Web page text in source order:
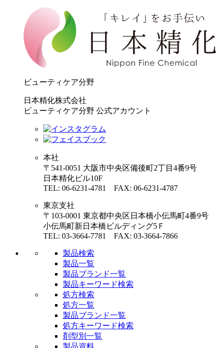
ビューティケア分野
日本精化株式会社
ビューティケア分野 公式アカウント
本社
〒541-0051 大阪市中央区備後町2丁目4番9号
日本精化ビル10F
TEL: 06-6231-4781 FAX: 06-6231-4787
東京支社
〒103-0001 東京都中央区日本橋小伝馬町4番9号
小伝馬町新日本橋ビルディング5Ｆ
TEL: 03-3664-7781 FAX: 03-3664-7866
製品検索
製品一覧
製品ブランド一覧
製品キーワード検索
処方検索
処方一覧
製品ブランド一覧
処方キーワード検索
剤型別一覧
製品資料